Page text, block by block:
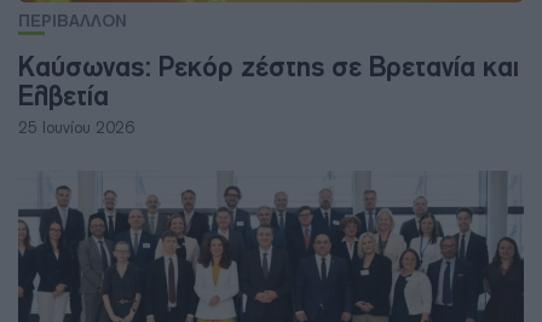
ΠΕΡΙΒΑΛΛΟΝ
Καύσωνας: Ρεκόρ ζέστης σε Βρετανία και
Ελβετία
25 Ιουνίου 2026